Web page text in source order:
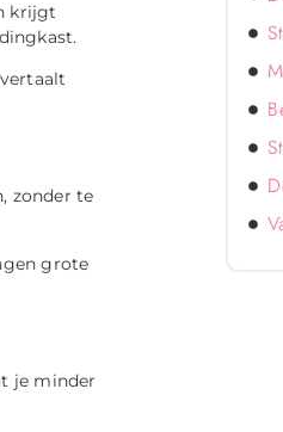
krijgt
zonder te
grote
je minder